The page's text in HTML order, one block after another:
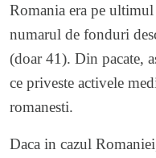
Romania era pe
numarul de fonduri
(doar 41). Din pacate,
ce priveste activele
romanesti.
Daca in cazul